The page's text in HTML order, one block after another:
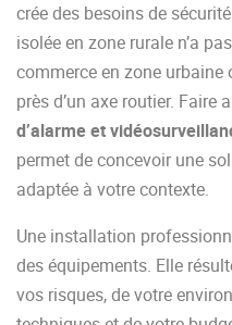
crée des besoins de
isolée en zone rurale n’a
commerce en zone urbaine
près d’un axe routier. Faire
d’alarme et
permet de concevoir une
adaptée à votre contexte.
Une installation
des équipements. Elle
vos risques, de votre